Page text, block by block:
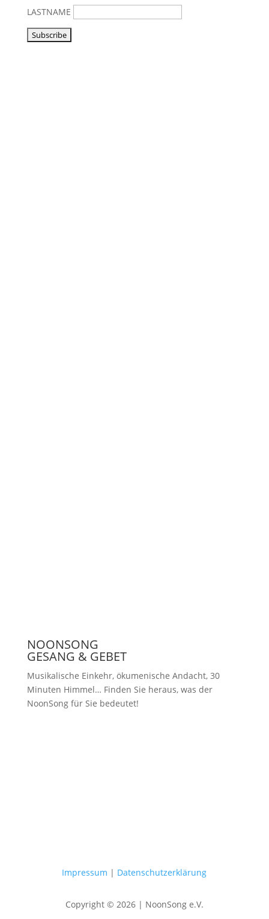
LASTNAME
NOONSONG
GESANG & GEBET
Musikalische Einkehr, ökumenische Andacht, 30
Minuten Himmel… Finden Sie heraus, was der
NoonSong für Sie bedeutet!
Impressum | Datenschutzerklärung
Copyright © 2026 | NoonSong e.V.